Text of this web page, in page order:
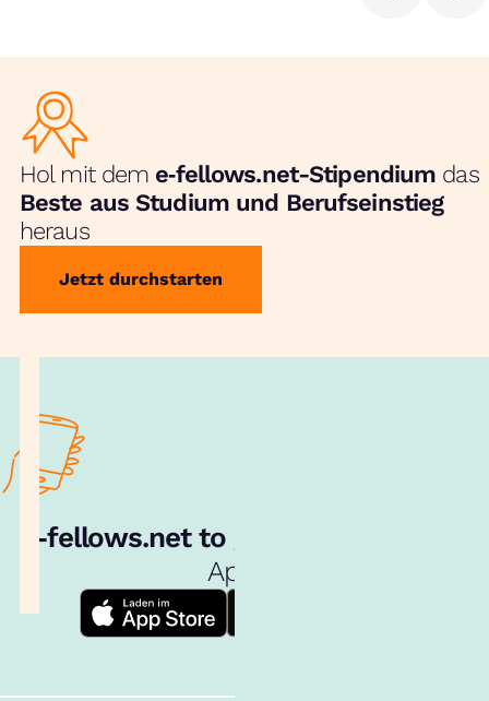
Hol mit dem e‑fellows.net-Stipendium das
Beste aus Studium und Berufseinstieg
heraus
Jetzt durchstarten
e‑fellows.net to go:
App!